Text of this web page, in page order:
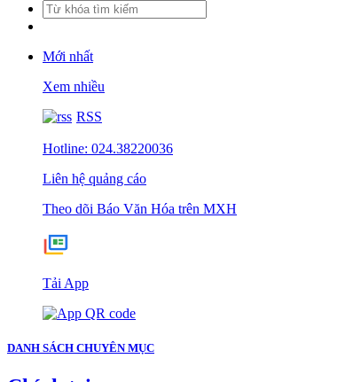
Mới nhất
Xem nhiều
RSS
Hotline: 024.38220036
Liên hệ quảng cáo
Theo dõi Báo Văn Hóa trên MXH
Tải App
DANH SÁCH CHUYÊN MỤC